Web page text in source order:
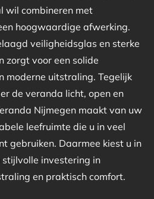
wil combineren met
hoogwaardige afwerking.
veiligheidsglas en sterke
zorgt voor een solide
moderne uitstraling. Tegelijk
de veranda licht, open en
Nijmegen maakt van uw
leefruimte die u in veel
gebruiken. Daarmee kiest u in
stijlvolle investering in
en praktisch comfort.